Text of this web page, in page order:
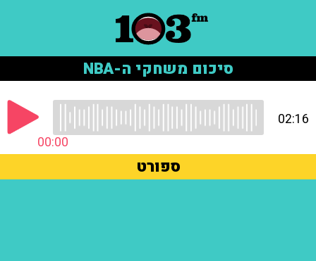
סיכום משחקי ה-NBA
00:00
02:16
ספורט